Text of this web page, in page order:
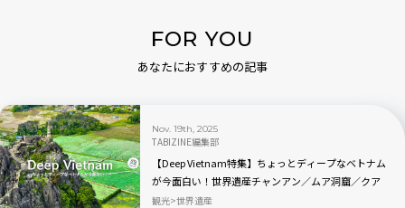
FOR YOU
あなたにおすすめの記事
Nov. 19th, 2025
TABIZINE編集部
【Deep Vietnam特集】ちょっとディープなベトナム
が今面白い！世界遺産チャンアン／ムア洞窟／クア
ン・フー・カウ線香村
観光 世界遺産